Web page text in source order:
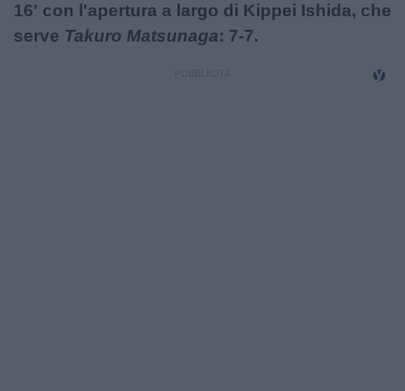
16' con l'apertura a largo di Kippei Ishida, che
serve Takuro Matsunaga: 7-7.